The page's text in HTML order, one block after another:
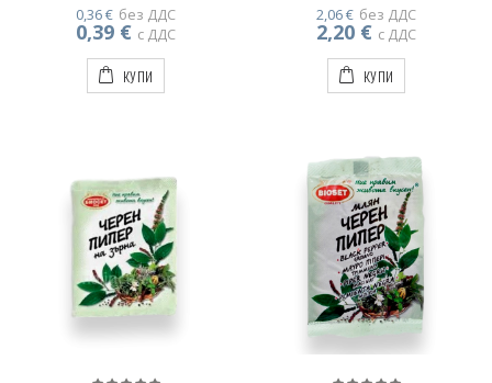
без ДДС
0,36 €
с ДДС
0,39 €
КУПИ
без ДДС
2,06 €
с ДДС
2,20 €
КУПИ